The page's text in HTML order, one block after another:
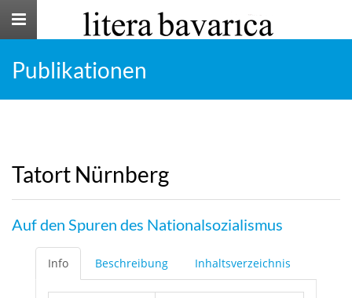
Toggle
Publikationen
Tatort Nürnberg
Auf den Spuren des Nationalsozialismus
Info Beschreibung Inhaltsverzeichnis